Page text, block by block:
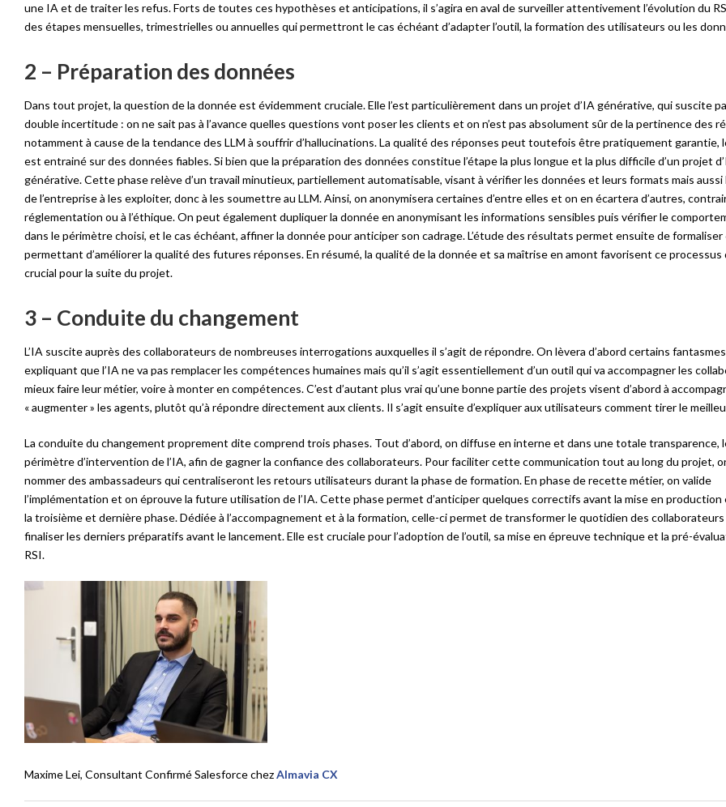
une IA et de traiter les refus. Forts de toutes ces hypothèses et anticipations, il s’agira en aval de surveiller attentivement l’évolution du
des étapes mensuelles, trimestrielles ou annuelles qui permettront le cas échéant d’adapter l’outil, la formation des utilisateurs ou les
2 – Préparation des données
Dans tout projet, la question de la donnée est évidemment cruciale. Elle l’est particulièrement dans un projet d’IA générative, qui suscite
double incertitude : on ne sait pas à l’avance quelles questions vont poser les clients et on n’est pas absolument sûr de la pertinence des
notamment à cause de la tendance des LLM à souffrir d’hallucinations. La qualité des réponses peut toutefois être pratiquement garantie,
est entrainé sur des données fiables. Si bien que la préparation des données constitue l’étape la plus longue et la plus difficile d’un projet
générative. Cette phase relève d’un travail minutieux, partiellement automatisable, visant à vérifier les données et leurs formats mais
de l’entreprise à les exploiter, donc à les soumettre au LLM. Ainsi, on anonymisera certaines d’entre elles et on en écartera d’autres,
réglementation ou à l’éthique. On peut également dupliquer la donnée en anonymisant les informations sensibles puis vérifier le
dans le périmètre choisi, et le cas échéant, affiner la donnée pour anticiper son cadrage. L’étude des résultats permet ensuite de
permettant d’améliorer la qualité des futures réponses. En résumé, la qualité de la donnée et sa maîtrise en amont favorisent ce processus
crucial pour la suite du projet.
3 – Conduite du changement
L’IA suscite auprès des collaborateurs de nombreuses interrogations auxquelles il s’agit de répondre. On lèvera d’abord certains
expliquant que l’IA ne va pas remplacer les compétences humaines mais qu’il s’agit essentiellement d’un outil qui va accompagner les
mieux faire leur métier, voire à monter en compétences. C’est d’autant plus vrai qu’une bonne partie des projets visent d’abord à
« augmenter » les agents, plutôt qu’à répondre directement aux clients. Il s’agit ensuite d’expliquer aux utilisateurs comment tirer le
La conduite du changement proprement dite comprend trois phases. Tout d’abord, on diffuse en interne et dans une totale transparence,
périmètre d’intervention de l’IA, afin de gagner la confiance des collaborateurs. Pour faciliter cette communication tout au long du projet,
nommer des ambassadeurs qui centraliseront les retours utilisateurs durant la phase de formation. En phase de recette métier, on valide
l’implémentation et on éprouve la future utilisation de l’IA. Cette phase permet d’anticiper quelques correctifs avant la mise en production
la troisième et dernière phase. Dédiée à l’accompagnement et à la formation, celle-ci permet de transformer le quotidien des
finaliser les derniers préparatifs avant le lancement. Elle est cruciale pour l’adoption de l’outil, sa mise en épreuve technique et la pré-
RSI.
Maxime Lei, Consultant Confirmé Salesforce chezAlmavia CX